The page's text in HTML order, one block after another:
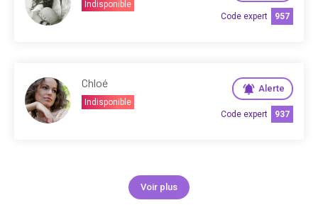
Code expert 957
Indisponible
Chloé
Code expert 937
Alerte
Indisponible
Voir plus